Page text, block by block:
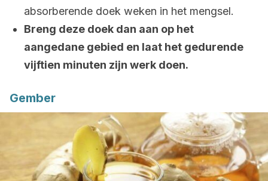
absorberende doek weken in het mengsel.
Breng deze doek dan aan op het
aangedane gebied en laat het gedurende
vijftien minuten zijn werk doen.
Gember